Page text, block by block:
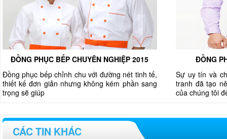
ĐỒNG PHỤC BẾP CHUYÊN NGHIỆP 2015
Đồng phục bếp chỉnh chu với đường nét tinh tế,
thiết kế đơn giản nhưng không kém phần sang
trọng sẽ giúp
ĐỒNG
Sự uy tín và
tranh đã tạo
của chúng tôi
CÁC TIN KHÁC